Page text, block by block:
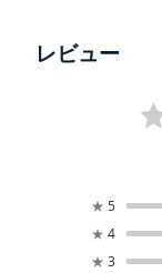
レビュー
★ 5
★ 4
★ 3